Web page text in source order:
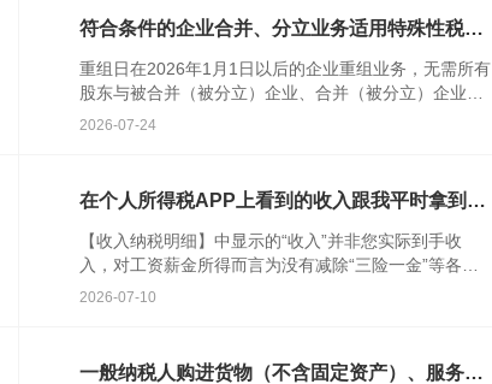
符合条件的企业合并、分立业务适用特殊性税务
合并（被分立）企业达成一致吗？
重组日在2026年1月1日以后的企业重组业务，无需所有
股东与被合并（被分立）企业、合并（被分立）企业达
成一致。根据《国家税务总局关于企业重组业务所得税
2026-07-24
在个人所得税APP上看到的收入跟我平时拿到的
【收入纳税明细】中显示的“收入”并非您实际到手收
入，对工资薪金所得而言为没有减除“三险一金”等各项
扣除和个税税款前的收入；劳务报酬所得、稿酬所得和
2026-07-10
一般纳税人购进货物（不含固定资产）、服务，